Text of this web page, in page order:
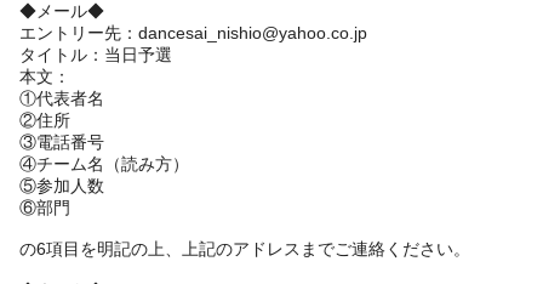
◆メール◆
エントリー先：dancesai_nishio@yahoo.co.jp
タイトル：当日予選
本文：
①代表者名
②住所
③電話番号
④チーム名（読み方）
⑤参加人数
⑥部門
の6項目を明記の上、上記のアドレスまでご連絡ください。